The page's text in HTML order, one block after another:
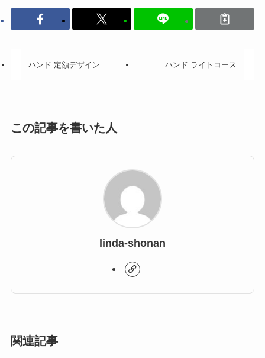
ハンド 定額デザイン ハンド ライトコース
この記事を書いた人
linda-shonan
関連記事